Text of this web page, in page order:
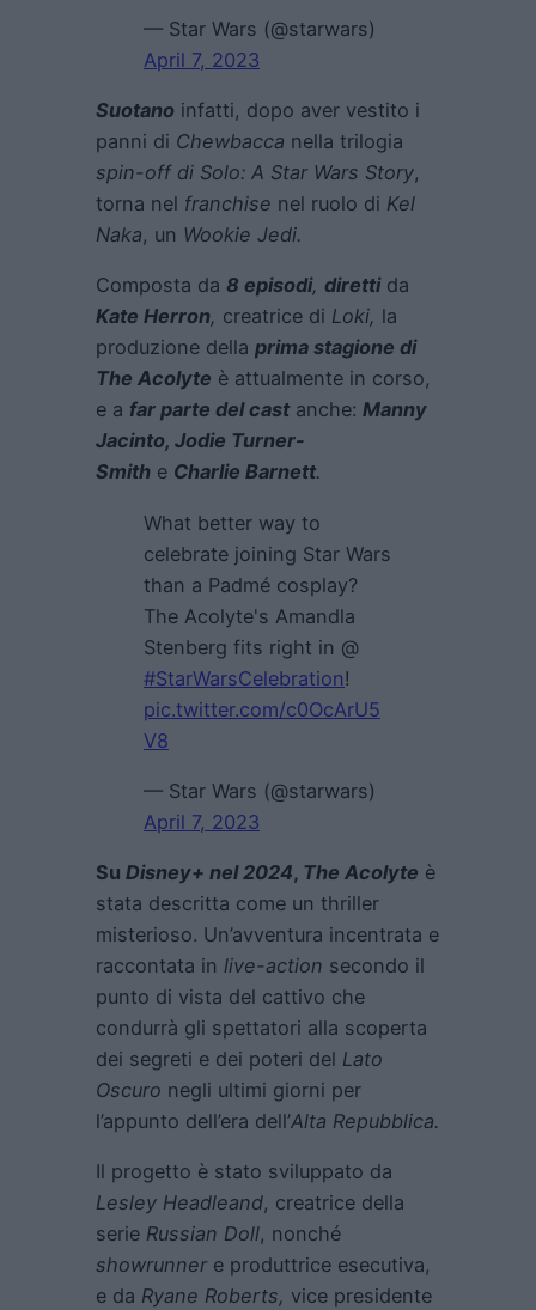
— Star Wars (@starwars)
April 7, 2023
Suotano infatti, dopo aver vestito i
panni di Chewbacca nella trilogia
spin-off di Solo: A Star Wars Story,
torna nel franchise nel ruolo di Kel
Naka, un Wookie Jedi.
Composta da 8 episodi, direttida
Kate Herron, creatrice di Loki, la
produzione della prima stagione di
The Acolyte è attualmente in corso,
e a far parte del cast anche: Manny
Jacinto, Jodie Turner-
Smith e Charlie Barnett.
What better way to
celebrate joining Star Wars
than a Padmé cosplay?
The Acolyte's Amandla
Stenberg fits right in @
#StarWarsCelebration!
pic.twitter.com/c0OcArU5
V8
— Star Wars (@starwars)
April 7, 2023
Su Disney+ nel 2024, The Acolyte è
stata descritta come un thriller
misterioso. Un’avventura incentrata e
raccontata in live-action secondo il
punto di vista del cattivo che
condurrà gli spettatori alla scoperta
dei segreti e dei poteri del Lato
Oscuro negli ultimi giorni per
l’appunto dell’era dell’Alta Repubblica.
Il progetto è stato sviluppato da
Lesley Headleand, creatrice della
serie Russian Doll, nonché
showrunner e produttrice esecutiva,
e da Ryane Roberts, vice presidente